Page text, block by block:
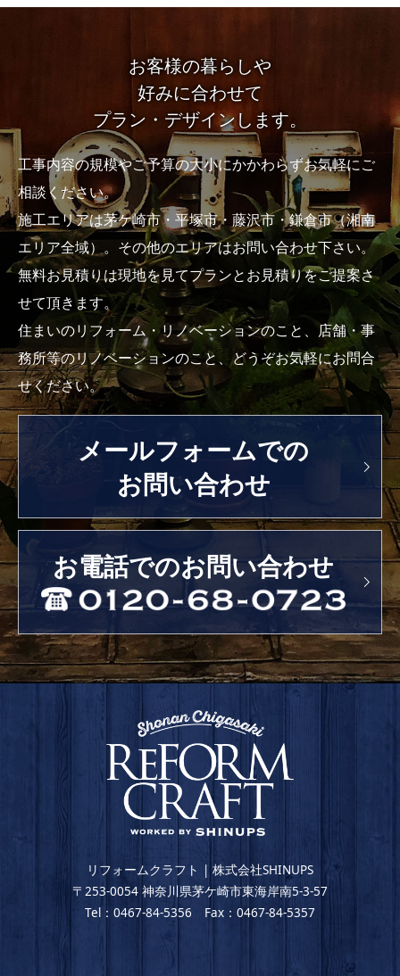
お客様の暮らしや
好みに合わせて
プラン・デザインします。
工事内容の規模やご予算の大小にかかわらずお気軽にご
相談ください。
施工エリアは茅ケ崎市・平塚市・藤沢市・鎌倉市（湘南
エリア全域）。その他のエリアはお問い合わせ下さい。
無料お見積りは現地を見てプランとお見積りをご提案さ
せて頂きます。
住まいのリフォーム・リノベーションのこと、店舗・事
務所等のリノベーションのこと、どうぞお気軽にお問合
せください。
メールフォームでの
お問い合わせ
お電話でのお問い合わせ
リフォームクラフト | 株式会社SHINUPS
〒253-0054 神奈川県茅ケ崎市東海岸南5-3-57
Tel：0467-84-5356 Fax：0467-84-5357